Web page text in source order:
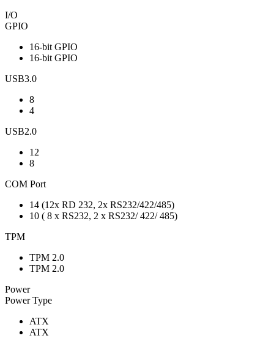
I/O
GPIO
16-bit GPIO
16-bit GPIO
USB3.0
8
4
USB2.0
12
8
COM Port
14 (12x RD 232, 2x RS232/422/485)
10 ( 8 x RS232, 2 x RS232/ 422/ 485)
TPM
TPM 2.0
TPM 2.0
Power
Power Type
ATX
ATX